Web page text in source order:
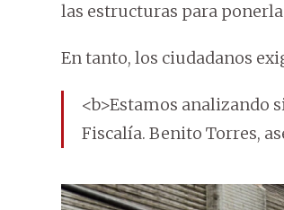
las estructuras para
En tanto, los ciudadanos
<b>Estamos analizando
Fiscalía. Benito Torres,